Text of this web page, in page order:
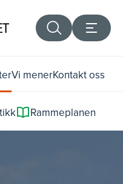
Vi menerKontakt oss
Rammeplanen